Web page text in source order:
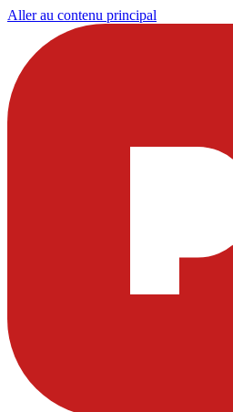
Aller au contenu principal